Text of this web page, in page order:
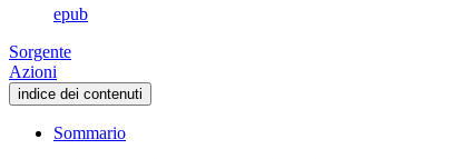
epub
Sorgente
Azioni
indice dei contenuti
Sommario